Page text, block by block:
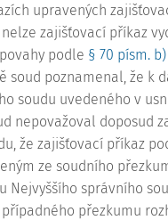
upravených
zajišťovací příkaz
podle § 70 písm. b)
soud poznamenal, že k
soudu uvedeného v
nepovažoval doposud
že zajišťovací příkaz
ze soudního
Nejvyššího správního
přezkumu